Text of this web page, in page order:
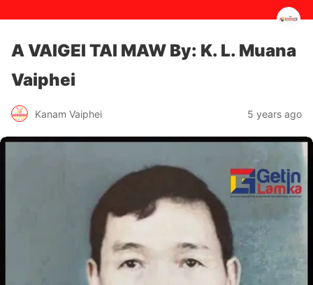
A VAIGEI TAI MAW By: K. L. Muana
Vaiphei
Kanam Vaiphei 5 years ago